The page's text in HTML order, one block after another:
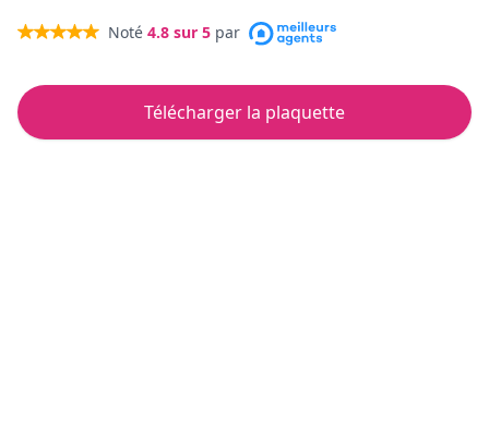
Noté 4.8 sur 5 par
Télécharger la plaquette